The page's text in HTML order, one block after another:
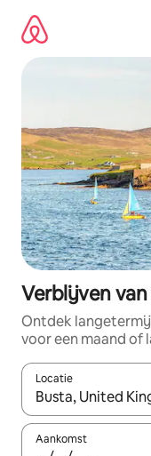
direct
naar
inhoud
Verblijven van
Ontdek
voor een maand of
Locatie
Wanneer er
Aankomst